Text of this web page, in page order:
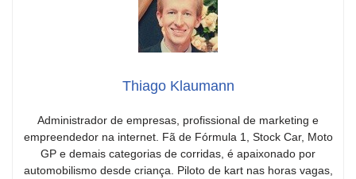
Thiago Klaumann
Administrador de empresas, profissional de marketing e
empreendedor na internet. Fã de Fórmula 1, Stock Car, Moto
GP e demais categorias de corridas, é apaixonado por
automobilismo desde criança. Piloto de kart nas horas vagas,